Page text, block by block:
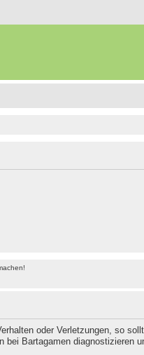
oder Verletzungen, so
bei Bartagamen diagnostizieren